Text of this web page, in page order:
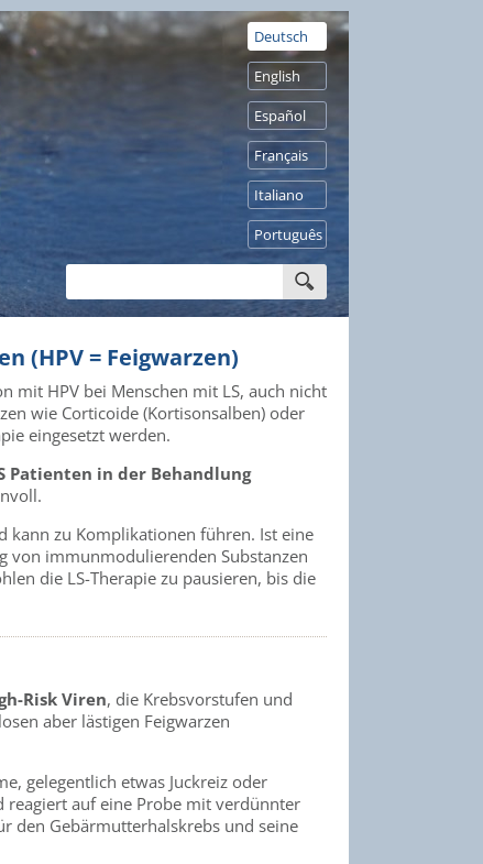
Deutsch
English
Español
Français
Italiano
Português
(HPV = Feigwarzen)
mit HPV bei Menschen mit LS, auch nicht
wie Corticoide (Kortisonsalben) oder
eingesetzt werden.
Patienten in der Behandlung
kann zu Komplikationen führen. Ist eine
von immunmodulierenden Substanzen
die LS-Therapie zu pausieren, bis die
Risk Viren, die Krebsvorstufen und
aber lästigen Feigwarzen
gelegentlich etwas Juckreiz oder
reagiert auf eine Probe mit verdünnter
den Gebärmutterhalskrebs und seine